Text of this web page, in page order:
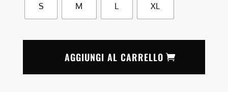
S M L XL
AGGIUNGI AL CARRELLO